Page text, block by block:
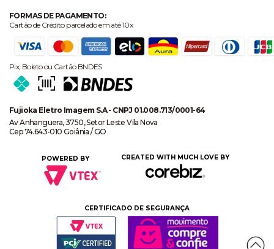
FORMAS DE PAGAMENTO:
Cartão de Crédito parcelado em até 10x
Pix, Boleto ou Cartão BNDES
Fujioka Eletro Imagem S.A - CNPJ 01.008.713/0001-64
Av Anhanguera, 3750, Setor Leste Vila Nova
Cep 74.643-010 Goiânia / GO
POWERED BY CREATED WITH MUCH LOVE BY
CERTIFICADO DE SEGURANÇA